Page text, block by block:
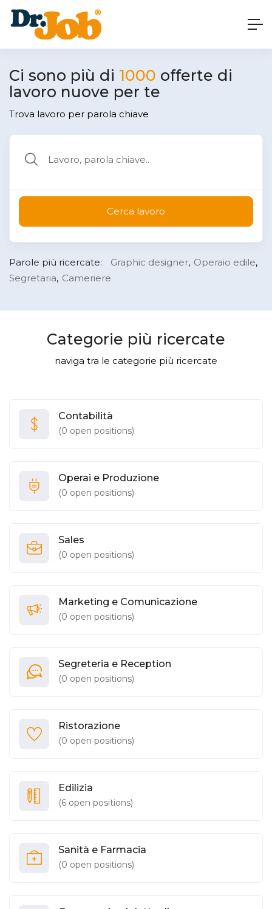
Ci sono più di 1000 offerte di
lavoro nuove per te
Trova lavoro per parola chiave
Cerca lavoro
Parole più ricercate: Graphic designer Operaio edile
Segretaria Cameriere
Categorie più ricercate
naviga tra le categorie più ricercate
Contabilità
(0 open positions)
Operai e Produzione
(0 open positions)
Sales
(0 open positions)
Marketing e Comunicazione
(0 open positions)
Segreteria e Reception
(0 open positions)
Ristorazione
(0 open positions)
Edilizia
(6 open positions)
Sanità e Farmacia
(0 open positions)